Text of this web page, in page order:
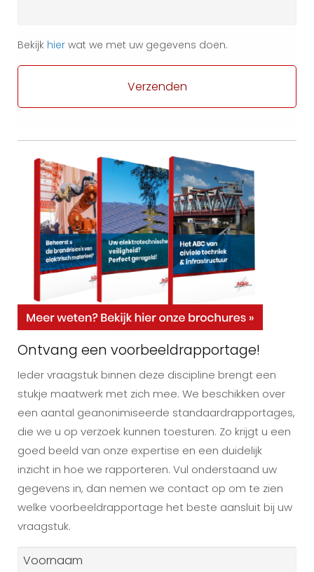
Bekijk hier wat we met uw gegevens doen.
Ontvang een voorbeeldrapportage!
Ieder vraagstuk binnen deze discipline brengt een
stukje maatwerk met zich mee. We beschikken over
een aantal geanonimiseerde standaardrapportages,
die we u op verzoek kunnen toesturen. Zo krijgt u een
goed beeld van onze expertise en een duidelijk
inzicht in hoe we rapporteren. Vul onderstaand uw
gegevens in, dan nemen we contact op om te zien
welke voorbeeldrapportage het beste aansluit bij uw
vraagstuk.
Naam